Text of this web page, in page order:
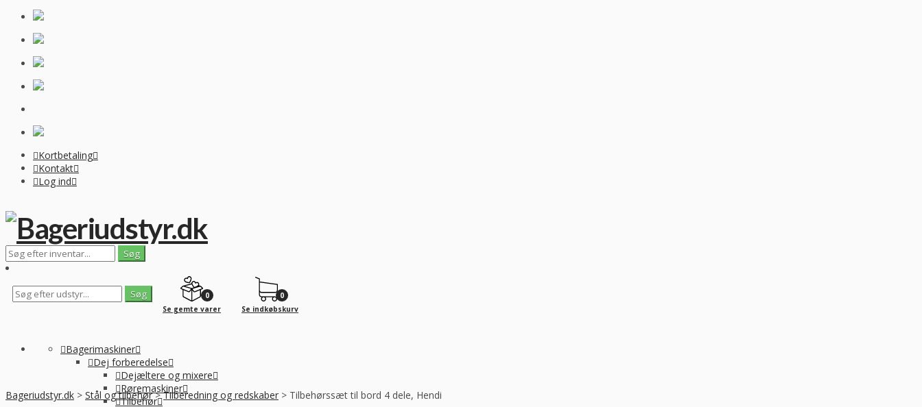
Kortbetaling
Kontakt
Log ind
0
Se gemte varer
0
Se indkøbskurv
Bagerimaskiner
Dej forberedelse
Dejæltere og mixere
Røremaskiner
Tilbehør
Bageriudstyr.dk > Stål og tilbehør > Tilberedning og redskaber > Tilbehørssæt til bord 4 dele, Hendi